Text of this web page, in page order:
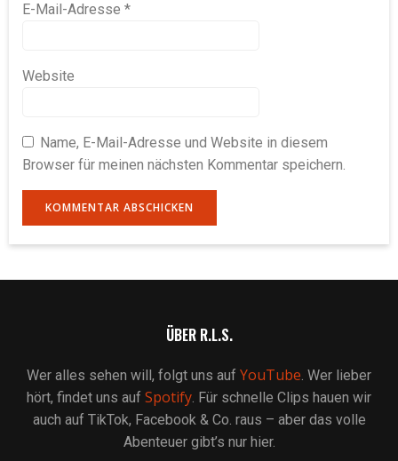
E-Mail-Adresse *
Website
Name, E-Mail-Adresse und Website in diesem
Browser für meinen nächsten Kommentar speichern.
ÜBER R.L.S.
Wer alles sehen will, folgt uns auf YouTube. Wer lieber
hört, findet uns auf Spotify. Für schnelle Clips hauen wir
auch auf TikTok, Facebook & Co. raus – aber das volle
Abenteuer gibt’s nur hier.